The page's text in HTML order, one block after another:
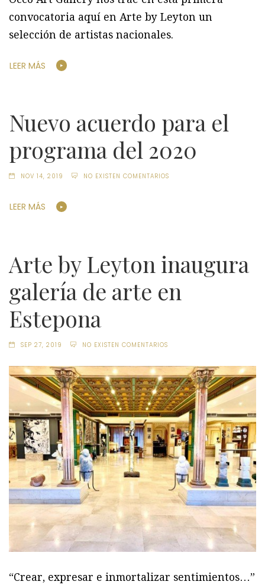
convocatoria aquí en Arte by Leyton un
selección de artistas nacionales.
LEER MÁS
Nuevo acuerdo para el
programa del 2020
NOV 14, 2019 NO EXISTEN COMENTARIOS
LEER MÁS
Arte by Leyton inaugura
galería de arte en
Estepona
SEP 27, 2019 NO EXISTEN COMENTARIOS
“Crear, expresar e inmortalizar sentimientos…”